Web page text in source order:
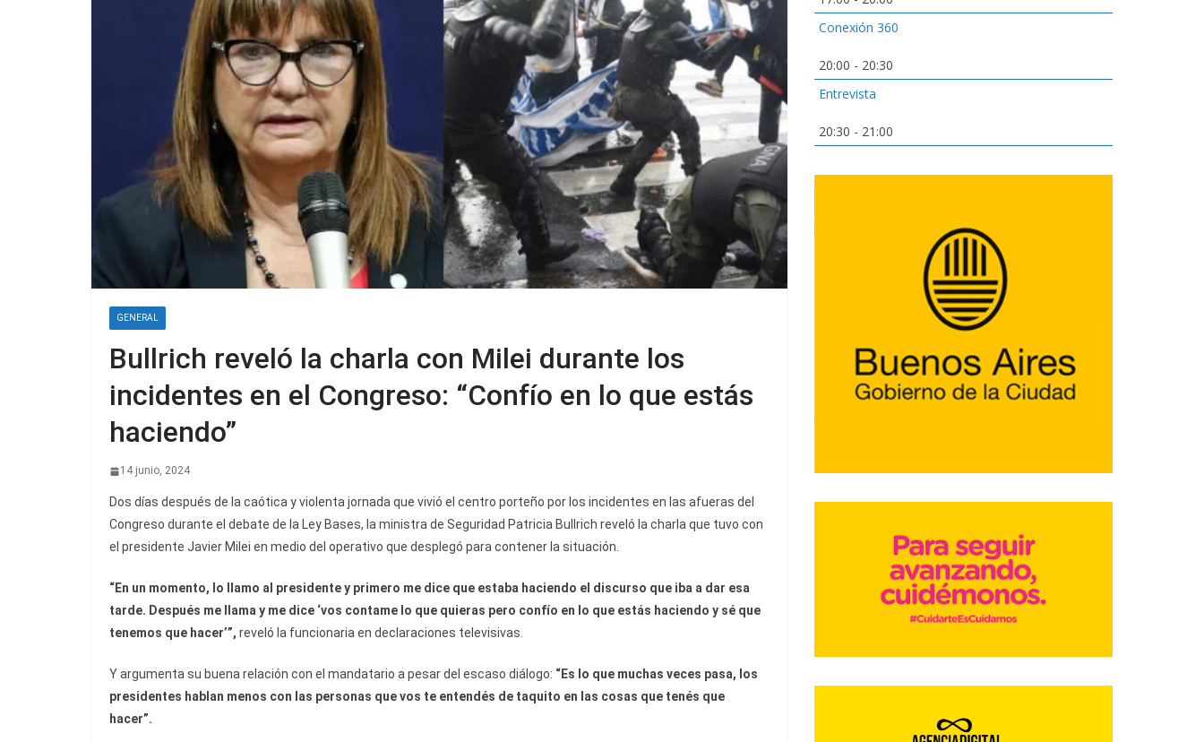
GENERAL
Bullrich reveló la charla con Milei durante los
incidentes en el Congreso: “Confío en lo que estás
haciendo”
14 junio, 2024
Dos días después de la caótica y violenta jornada que vivió el centro porteño por los incidentes en las afueras del
Congreso durante el debate de la Ley Bases, la ministra de Seguridad Patricia Bullrich reveló la charla que tuvo con
el presidente Javier Milei en medio del operativo que desplegó para contener la situación.
“En un momento, lo llamo al presidente y primero me dice que estaba haciendo el discurso que iba a dar esa
tarde. Después me llama y me dice ‘vos contame lo que quieras pero confío en lo que estás haciendo y sé que
tenemos que hacer’”, reveló la funcionaria en declaraciones televisivas.
Y argumenta su buena relación con el mandatario a pesar del escaso diálogo: “Es lo que muchas veces pasa, los
presidentes hablan menos con las personas que vos te entendés de taquito en las cosas que tenés que
hacer”.
Conexión 360
20:00 - 20:30
Entrevista
20:30 - 21:00